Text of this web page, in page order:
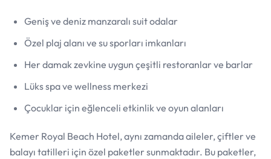
Geniş ve deniz manzaralı suit odalar
Özel plaj alanı ve su sporları imkanları
Her damak zevkine uygun çeşitli restoranlar ve barlar
Lüks spa ve wellness merkezi
Çocuklar için eğlenceli etkinlik ve oyun alanları
Kemer Royal Beach Hotel, aynı zamanda aileler, çiftler ve
balayı tatilleri için özel paketler sunmaktadır. Bu paketler,